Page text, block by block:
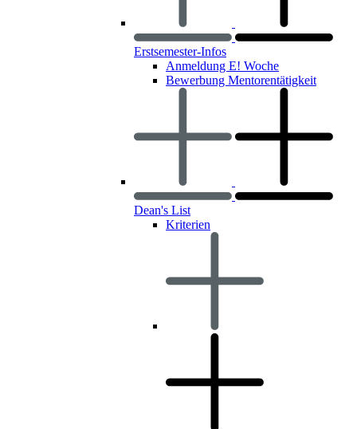
Erstsemester-Infos
Anmeldung E! Woche
Bewerbung Mentorentätigkeit
Dean's List
Kriterien